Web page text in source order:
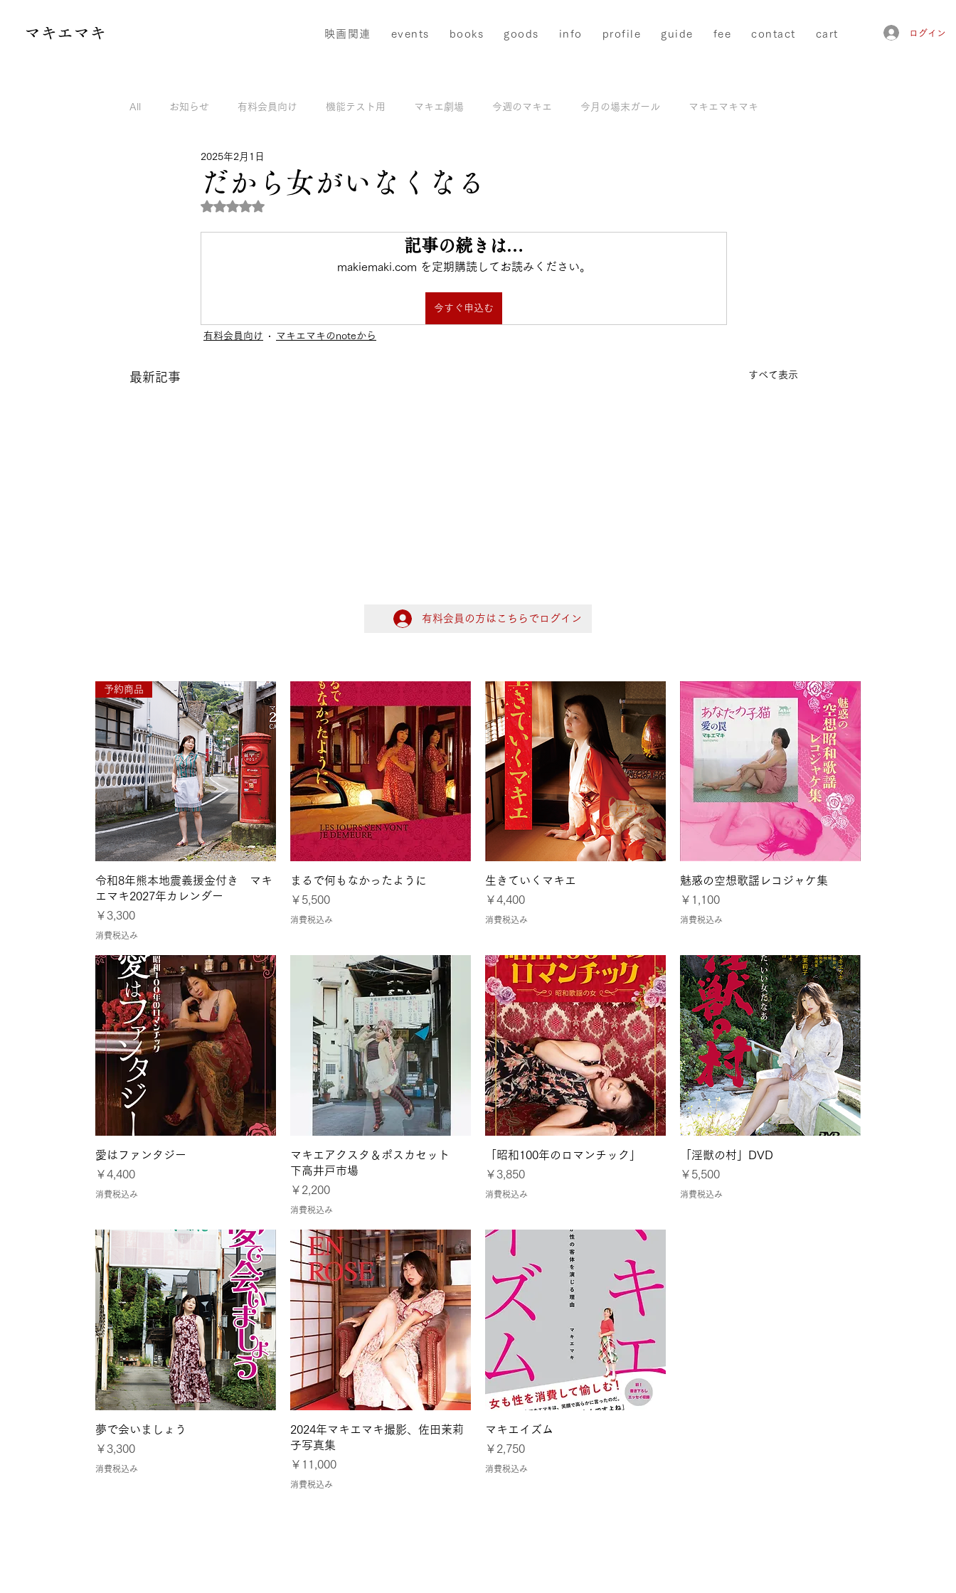
映画関連 events books goods info profile guide fee contact cart
​マキエマキ ログイン
ログイン
有料会員の方はこちらでログイン
クイックビュー
予約商品
令和8年熊本地震義援金付き マキ
エマキ2027年カレンダー
価格
￥3,300
消費税込み
クイックビュー
まるで何もなかったように
価格
￥5,500
消費税込み
クイックビュー
生きていくマキエ
価格
￥4,400
消費税込み
クイックビュー
魅惑の空想歌謡レコジャケ集
価格
￥1,100
消費税込み
クイックビュー
愛はファンタジー
価格
￥4,400
消費税込み
クイックビュー
マキエアクスタ＆ポスカセット
下高井戸市場
価格
￥2,200
消費税込み
クイックビュー
「昭和100年のロマンチック」
価格
￥3,850
消費税込み
クイックビュー
「淫獣の村」DVD
価格
￥5,500
消費税込み
クイックビュー
夢で会いましょう
価格
￥3,300
消費税込み
クイックビュー
2024年マキエマキ撮影、佐田茉莉
子写真集
価格
￥11,000
消費税込み
クイックビュー
マキエイズム
価格
￥2,750
消費税込み
All お知らせ 有料会員向け 機能テスト用 マキエ劇場 今週のマキエ 今月の場末ガール マキエマキマキ
マキエマキのnoteから
だから女がいなくなる
2025年2月1日
5つ星のうちNaNと評価されています。
記事の続きは…
makiemaki.com を定期購読してお読みください。
今すぐ申込む
有料会員向け マキエマキのnoteから
最新記事 すべて表示
●7月26日〜8月1日 令和8年熊本地震に